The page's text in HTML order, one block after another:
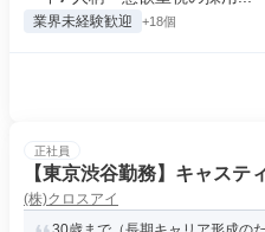
業界未経験歓迎 +18個
正社員
【東京渋谷勤務】キャステ
(株)クロスアイ